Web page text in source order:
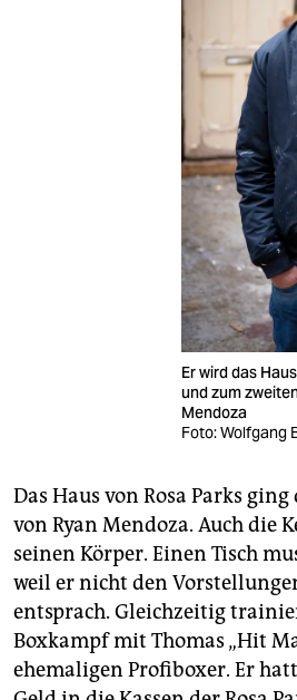
Er wird das
und zum
Mendoza
Foto: Wolfgang
Das Haus von Rosa Parks
von Ryan Mendoza. Auch die
seinen Körper. Einen Tisch
weil er nicht den
entsprach. Gleichzeitig
Boxkampf mit Thomas „Hit
ehemaligen Profiboxer. Er